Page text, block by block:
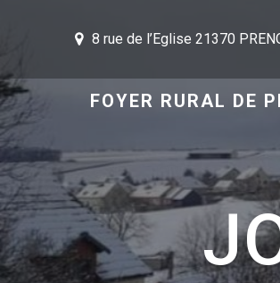
8 rue de l’Eglise 21370
FOYER RURAL DE